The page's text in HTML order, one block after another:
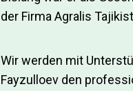
der Firma Agralis
Wir werden mit
Fayzulloev den